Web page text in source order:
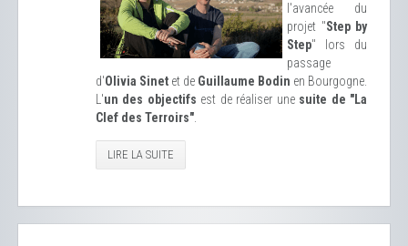
l'avancée du
projet "Step by
Step" lors du
passage
d'Olivia Sinet et de Guillaume Bodin en Bourgogne.
L'un des objectifs est de réaliser une suite de "La
Clef des Terroirs"
LIRE LA SUITE